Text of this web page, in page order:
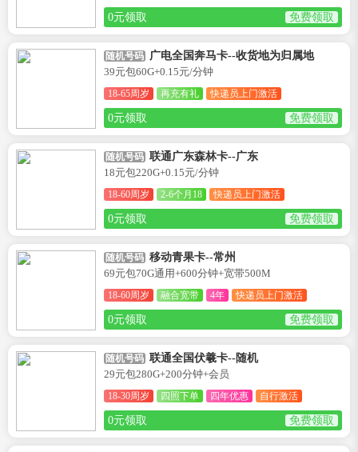
0元领取 免费领取
随机号码 广电全国奔马卡--收货地为归属地
39元包60G+0.15元/分钟
18-65周岁 再充有礼 快递员上门激活
0元领取 免费领取
随机号码 联通广东森林卡--广东
18元包220G+0.15元/分钟
18-60周岁 2-6个月18 快递员上门激活
0元领取 免费领取
随机号码 移动青果卡--常州
69元包70G通用+600分钟+宽带500M
18-60周岁 融合宽带 4年 快递员上门激活
0元领取 免费领取
随机号码 联通全国伏羲卡--随机
29元包280G+200分钟+会员
18-30周岁 四照下单 四年优惠 自行激活
0元领取 免费领取